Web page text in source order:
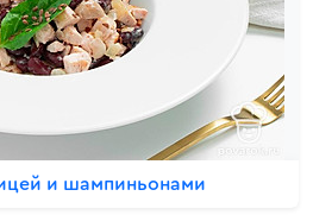
и шампиньонами